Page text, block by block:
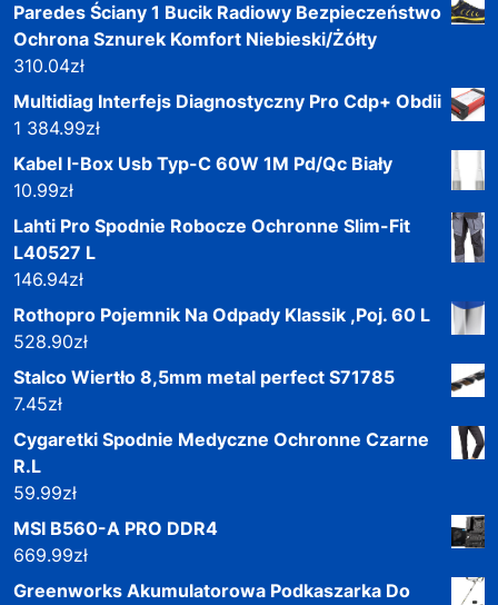
Paredes Ściany 1 Bucik Radiowy Bezpieczeństwo
Ochrona Sznurek Komfort Niebieski/Żółty
310.04zł
Multidiag Interfejs Diagnostyczny Pro Cdp+ Obdii
1 384.99zł
Kabel I-Box Usb Typ-C 60W 1M Pd/Qc Biały
10.99zł
Lahti Pro Spodnie Robocze Ochronne Slim-Fit
L40527 L
146.94zł
Rothopro Pojemnik Na Odpady Klassik ,Poj. 60 L
528.90zł
Stalco Wiertło 8,5mm metal perfect S71785
7.45zł
Cygaretki Spodnie Medyczne Ochronne Czarne
R.L
59.99zł
MSI B560-A PRO DDR4
669.99zł
Greenworks Akumulatorowa Podkaszarka Do